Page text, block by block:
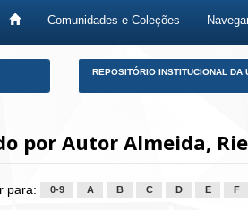
Comunidades e Coleções
REPOSITÓRIO INSTITUCIONAL DA
por Autor Almeida,
para: 0-9 A B C D E F